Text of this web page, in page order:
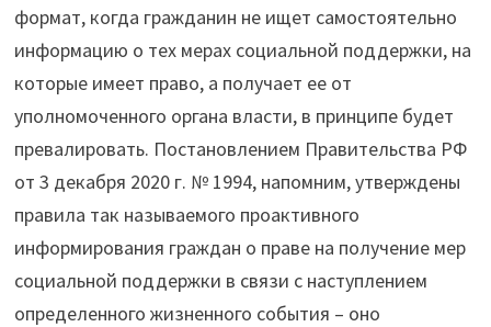
формат, когда гражданин не ищет самостоятельно
информацию о тех мерах социальной поддержки, на
которые имеет право, а получает ее от
уполномоченного органа власти, в принципе будет
превалировать. Постановлением Правительства РФ
от 3 декабря 2020 г. № 1994, напомним, утверждены
правила так называемого проактивного
информирования граждан о праве на получение мер
социальной поддержки в связи с наступлением
определенного жизненного события – оно